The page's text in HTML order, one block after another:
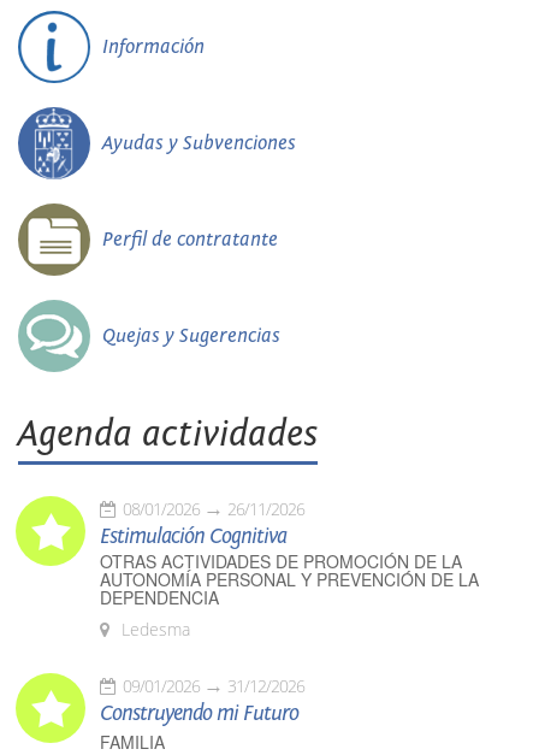
Información
Ayudas y Subvenciones
Perfil de contratante
Quejas y Sugerencias
Agenda actividades
08/01/2026 26/11/2026
Estimulación Cognitiva
OTRAS ACTIVIDADES DE PROMOCIÓN DE LA
AUTONOMÍA PERSONAL Y PREVENCIÓN DE LA
DEPENDENCIA
Ledesma
09/01/2026 31/12/2026
Construyendo mi Futuro
FAMILIA